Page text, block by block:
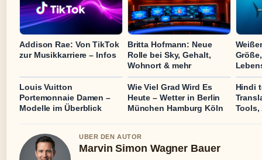
Addison Rae: Von TikTok
zur Musikkarriere – Infos
Britta Hofmann: Neue
Rolle bei Sky, Gehalt,
Wohnort & mehr
Louis Vuitton
Portemonnaie Damen –
Modelle im Überblick
Wie Viel Grad Wird Es
Heute – Wetter in Berlin
München Hamburg Köln
Hindi
Tools,
UBER DEN AUTOR
Marvin Simon Wagner Bauer